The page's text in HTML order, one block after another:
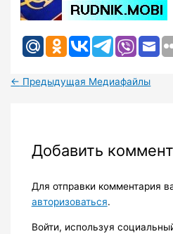
← Предыдущая Медиафайлы
Добавить
Для отправки комментария
авторизоваться.
Войти, используя